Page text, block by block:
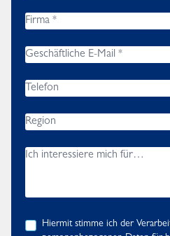
Hiermit stimme ich der